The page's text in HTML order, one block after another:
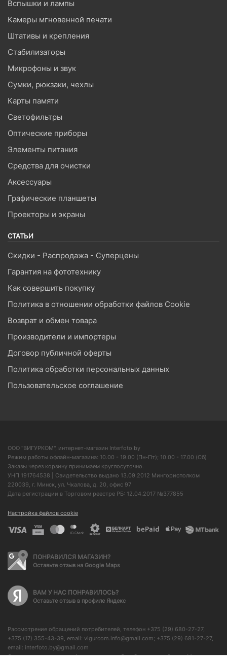
Вспышки и лампы
Камеры мгновенной печати
Штативы и крепления
Стабилизаторы
Микрофоны и звук
Сумки, рюкзаки, чехлы
Карты памяти
Светофильтры
Оптические приборы
Элементы питания
Средства для очистки
Аксессуары
Графические планшеты
Проекторы и экраны
СТАТЬИ
Скидки - Распродажа - Суперцены
Гарантия на фототехнику
Как совершить покупку
Политика в отношении обработки файлов Cookie
Возврат и обмен товара
Производители и импортеры
Договор публичной оферты
Политика обработки персональных данных
Пользовательское соглашение
ООО "ВИГУРКОМ", интернет-магазин Interfoto.by
Режим работы офлайн-магазина: 10.00 - 19.00 (Пн-Пт); 10.00 - 17.00 (Сб)
Заказы через корзину принимаем круглосуточно.
УНП 191764538 | Свидетельство выдано 13.09.2012 Мингорисполком
220039, г. Минск, ул. Чкалова, д. 20, офис 97
Дата регистрации в Торговом реестре РБ: 12.04.2017 №377855
Настройка файлов cookie
ПОНРАВИЛСЯ МАГАЗИН?
Оставьте отзыв на Google Maps
ВАМ У НАС ПОНРАВИЛОСЬ?
Оставьте отзыв в профиле Яндекс
Рассмотрение обращений потребителей, телефон +375 (29) 680-27-27,
+375 (17) 355-43-39, email: vigurcom.info@gmail.com; +375 (29) 681-27-27,
email: interfoto.by@gmail.com